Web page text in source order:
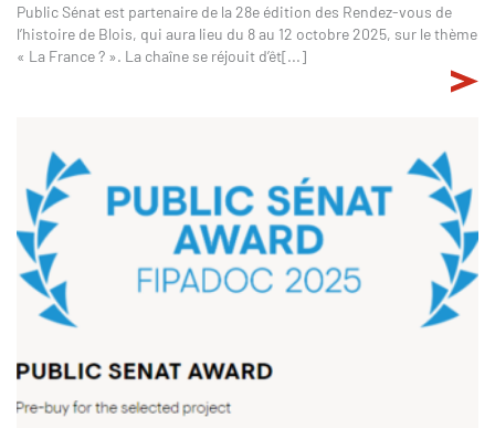
Public Sénat est partenaire de la 28e édition des Rendez-vous de
l’histoire de Blois, qui aura lieu du 8 au 12 octobre 2025, sur le thème
« La France ? ». La chaîne se réjouit d’êt[...]